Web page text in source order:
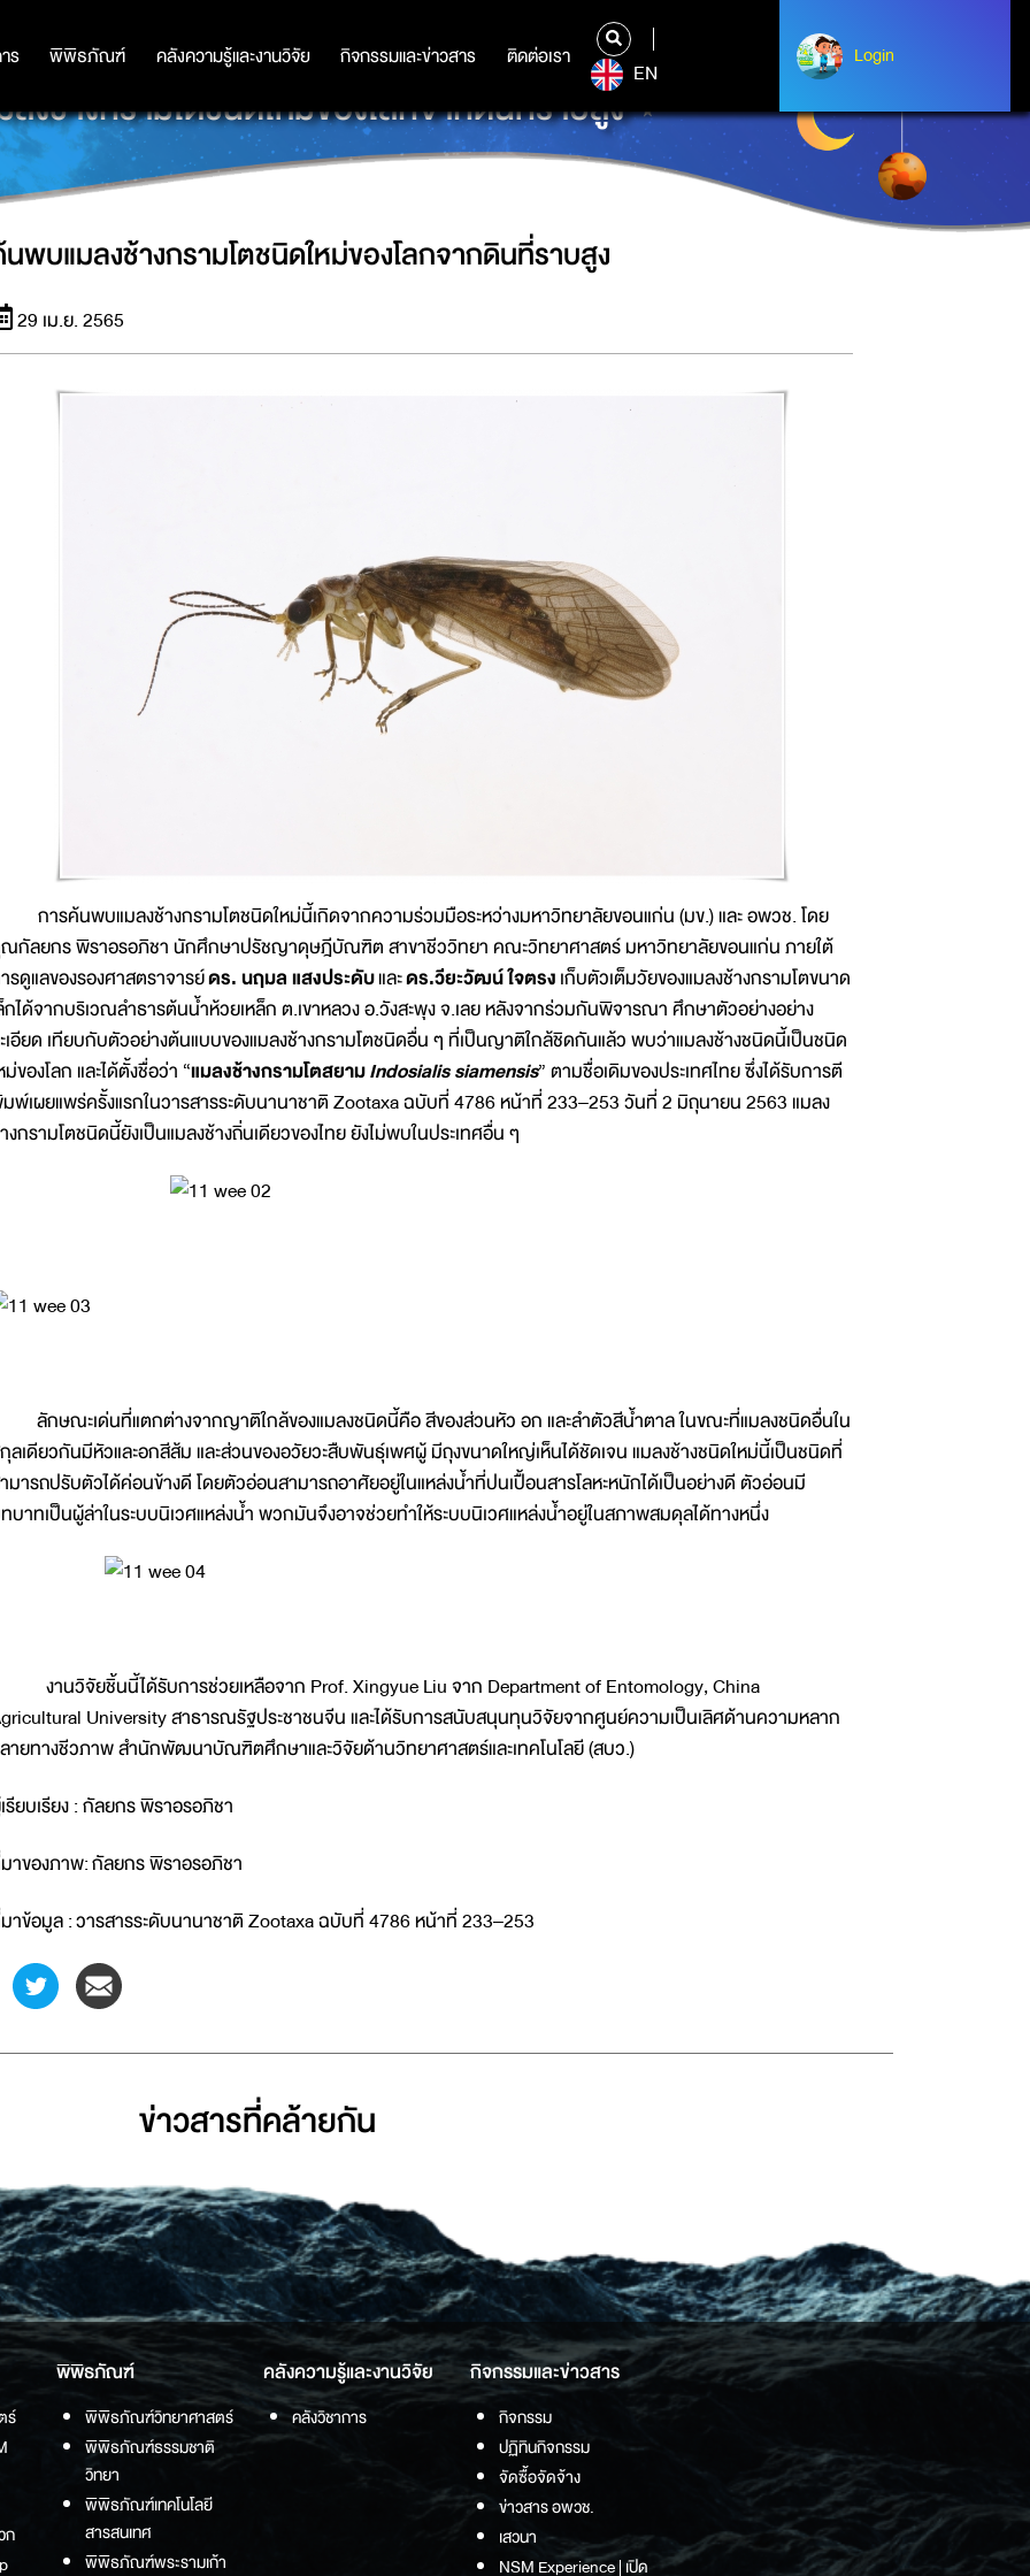
ร พิพิธภัณฑ์ คลังความรู้และงานวิจัย กิจกรรมและข่าวสาร ติดต่อเรา
ร พิพิธภัณฑ์ คลังความรู้และงานวิจัย กิจกรรมและข่าวสาร ติดต่อเรา
EN
Login
Login
งช้างกรามโตชนิดใหม่ของโลกจากดินที่ราบสูง
พบแมลงช้างกรามโตชนิดใหม่ของโลกจากดินที่ราบสูง
29 เม.ย. 2565
การค้นพบแมลงช้างกรามโตชนิดใหม่นี้เกิดจากความร่วมมือระหว่างมหาวิทยาลัยขอนแก่น (มข.) และ อพวช. โดย
กัลยกร พิราอรอภิชา นักศึกษาปรัชญาดุษฎีบัณฑิต สาขาชีววิทยา คณะวิทยาศาสตร์ มหาวิทยาลัยขอนแก่น ภายใต้
รดูแลของรองศาสตราจารย์ดร. นฤมล แสงประดับและดร.วียะวัฒน์ ใจตรงเก็บตัวเต็มวัยของแมลงช้างกรามโตขนาด
กได้จากบริเวณลำธารต้นน้ำห้วยเหล็ก ต.เขาหลวง อ.วังสะพุง จ.เลย หลังจากร่วมกันพิจารณา ศึกษาตัวอย่างอย่าง
เอียด เทียบกับตัวอย่างต้นแบบของแมลงช้างกรามโตชนิดอื่น ๆ ที่เป็นญาติใกล้ชิดกันแล้ว พบว่าแมลงช้างชนิดนี้เป็นชนิด
ม่ของโลก และได้ตั้งชื่อว่า “แมลงช้างกรามโตสยามIndosialis siamensis” ตามชื่อเดิมของประเทศไทย ซึ่งได้รับการตี
พ์เผยแพร่ครั้งแรกในวารสารระดับนานาชาติ Zootaxa ฉบับที่ 4786 หน้าที่ 233–253 วันที่ 2 มิถุนายน 2563 แมลง
งกรามโตชนิดนี้ยังเป็นแมลงช้างถิ่นเดียวของไทย ยังไม่พบในประเทศอื่น ๆ
ลักษณะเด่นที่แตกต่างจากญาติใกล้ของแมลงชนิดนี้คือ สีของส่วนหัว อก และลำตัวสีน้ำตาล ในขณะที่แมลงชนิดอื่นใน
ลเดียวกันมีหัวและอกสีส้ม และส่วนของอวัยวะสืบพันธุ์เพศผู้ มีถุงขนาดใหญ่เห็นได้ชัดเจน แมลงช้างชนิดใหม่นี้เป็นชนิดที่
มารถปรับตัวได้ค่อนข้างดี โดยตัวอ่อนสามารถอาศัยอยู่ในแหล่งน้ำที่ปนเปื้อนสารโลหะหนักได้เป็นอย่างดี ตัวอ่อนมี
บาทเป็นผู้ล่าในระบบนิเวศแหล่งน้ำ พวกมันจึงอาจช่วยทำให้ระบบนิเวศแหล่งน้ำอยู่ในสภาพสมดุลได้ทางหนึ่ง
งานวิจัยชิ้นนี้ได้รับการช่วยเหลือจาก Prof. Xingyue Liu จาก Department of Entomology, China
University สาธารณรัฐประชาชนจีน และได้รับการสนับสนุนทุนวิจัยจากศูนย์ความเป็นเลิศด้านความหลาก
ายทางชีวภาพ สำนักพัฒนาบัณฑิตศึกษาและวิจัยด้านวิทยาศาสตร์และเทคโนโลยี (สบว.)
รียบเรียง : กัลยกร พิราอรอภิชา
าของภาพ: กัลยกร พิราอรอภิชา
าข้อมูล : วารสารระดับนานาชาติ Zootaxa ฉบับที่ 4786 หน้าที่ 233–253
ข่าวสารที่่คล้ายกัน
ร์
ก
พิพิธภัณฑ์
พิพิธภัณฑ์วิทยาศาสตร์
พิพิธภัณฑ์ธรรมชาติ
วิทยา
พิพิธภัณฑ์เทคโนโลยี
สารสนเทศ
พิพิธภัณฑ์พระรามเก้า
คลังความรู้และงานวิจัย
คลังวิชาการ
กิจกรรมและข่าวสาร
กิจกรรม
ปฏิทินกิจกรรม
จัดซื้อจัดจ้าง
ข่าวสาร อพวช.
เสวนา
NSM Experience | เปิด